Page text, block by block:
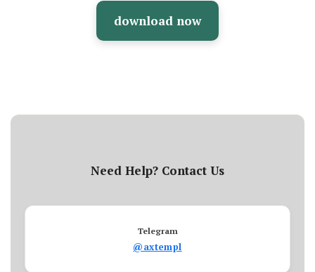
download now
Need Help? Contact Us
Telegram
@axtempl